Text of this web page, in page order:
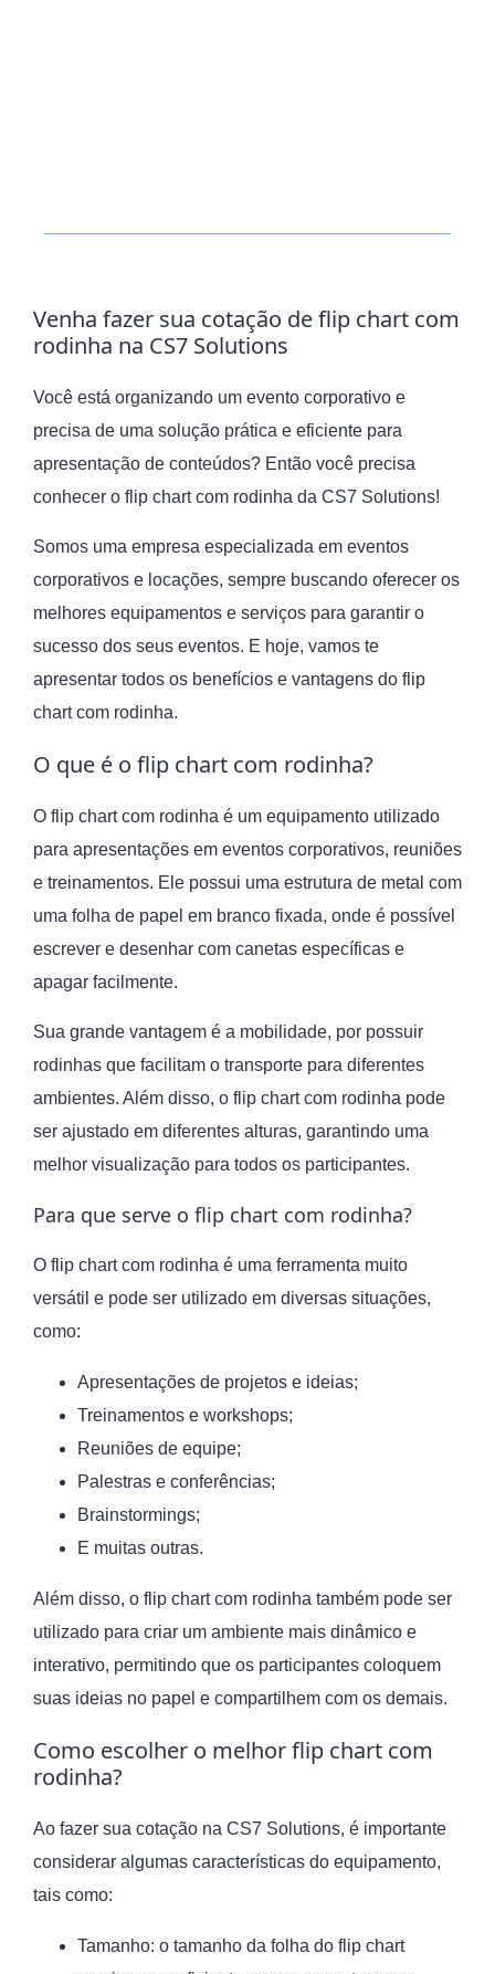
Venha fazer sua cotação de flip chart com
rodinha na CS7 Solutions
Você está organizando um evento corporativo e
precisa de uma solução prática e eficiente para
apresentação de conteúdos? Então você precisa
conhecer o flip chart com rodinha da CS7 Solutions!
Somos uma empresa especializada em eventos
corporativos e locações, sempre buscando oferecer os
melhores equipamentos e serviços para garantir o
sucesso dos seus eventos. E hoje, vamos te
apresentar todos os benefícios e vantagens do flip
chart com rodinha.
O que é o flip chart com rodinha?
O flip chart com rodinha é um equipamento utilizado
para apresentações em eventos corporativos, reuniões
e treinamentos. Ele possui uma estrutura de metal com
uma folha de papel em branco fixada, onde é possível
escrever e desenhar com canetas específicas e
apagar facilmente.
Sua grande vantagem é a mobilidade, por possuir
rodinhas que facilitam o transporte para diferentes
ambientes. Além disso, o flip chart com rodinha pode
ser ajustado em diferentes alturas, garantindo uma
melhor visualização para todos os participantes.
Para que serve o flip chart com rodinha?
O flip chart com rodinha é uma ferramenta muito
versátil e pode ser utilizado em diversas situações,
como:
Apresentações de projetos e ideias;
Treinamentos e workshops;
Reuniões de equipe;
Palestras e conferências;
Brainstormings;
E muitas outras.
Além disso, o flip chart com rodinha também pode ser
utilizado para criar um ambiente mais dinâmico e
interativo, permitindo que os participantes coloquem
suas ideias no papel e compartilhem com os demais.
Como escolher o melhor flip chart com
rodinha?
Ao fazer sua cotação na CS7 Solutions, é importante
considerar algumas características do equipamento,
tais como:
Tamanho: o tamanho da folha do flip chart